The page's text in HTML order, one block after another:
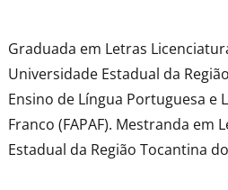
Graduada em Letras
Universidade Estadual da
Ensino de Língua Portuguesa
Franco (FAPAF). Mestranda
Estadual da Região Tocantina